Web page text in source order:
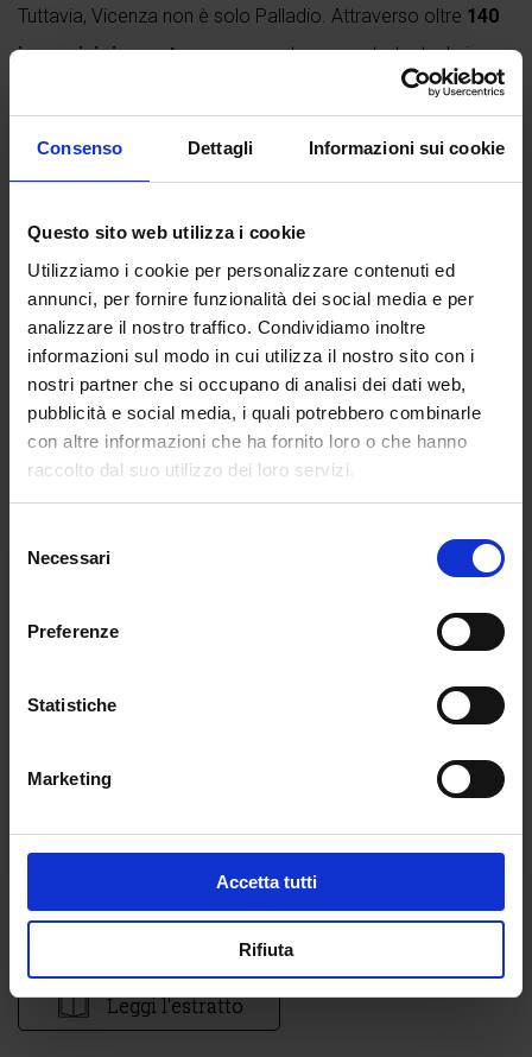
Consenso Dettagli Informazioni sui cookie
Questo sito web utilizza i cookie
Utilizziamo i cookie per personalizzare contenuti ed
annunci, per fornire funzionalità dei social media e per
analizzare il nostro traffico. Condividiamo inoltre
informazioni sul modo in cui utilizza il nostro sito con i
nostri partner che si occupano di analisi dei dati web,
pubblicità e social media, i quali potrebbero combinarle
con altre informazioni che ha fornito loro o che hanno
raccolto dal suo utilizzo dei loro servizi.
delNecessari
Preferenze
Statistiche
Marketing
Accetta tutti
Rifiuta
Tuttavia, Vicenza non è solo Palladio. Attraverso oltre 140
immagini ricercatee un accurato apparato testuale in
italiano e inglese, il volume accompagna il lettore in un
piazze, contrade e mercati.
Un viaggio nella storia, nell’arte e nel
territorio
Continua a leggere
Leggi l'estratto